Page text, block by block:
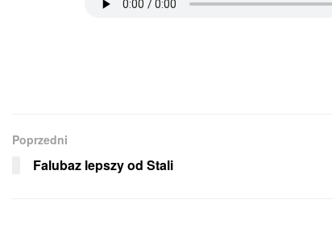
Poprzedni
Falubaz lepszy od Stali